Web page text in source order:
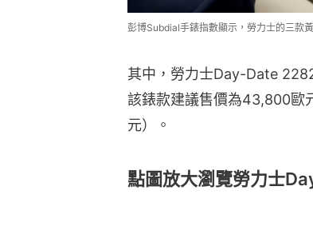
彭博Subdial手錶指數顯示，勞力士的三款
其中，勞力士Day-Date
該錶款建議售價為43,800歐
元）。
點圖放大瀏覽勞力士